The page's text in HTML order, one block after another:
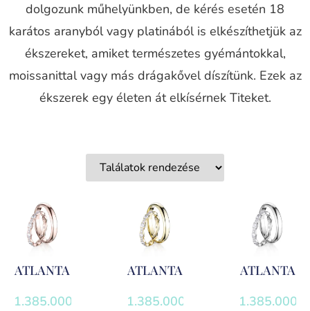
dolgozunk műhelyünkben, de kérés esetén 18
karátos aranyból vagy platinából is elkészíthetjük az
ékszereket, amiket természetes gyémántokkal,
moissanittal vagy más drágakővel díszítünk. Ezek az
ékszerek egy életen át elkísérnek Titeket.
ATLANTA
1.385.000
ATLANTA
1.385.000
ATLANTA
1.385.000